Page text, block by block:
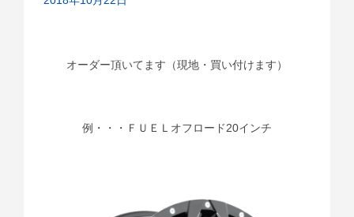
オーダー頂いてます（現地・買い付けます）
例・・・ＦＵＥＬオフロード20インチ